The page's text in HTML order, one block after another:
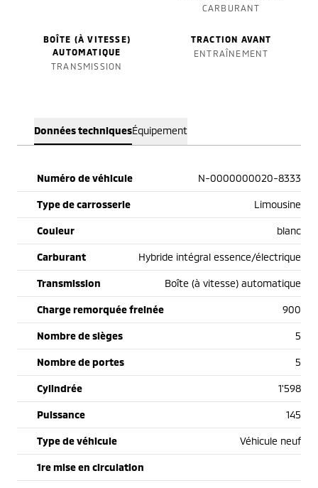
CARBURANT
BOÎTE (À VITESSE)
AUTOMATIQUE
TRANSMISSION
TRACTION AVANT
ENTRAÎNEMENT
Données techniquesÉquipement
Numéro de véhicule N-0000000020-8333
Type de carrosserie Limousine
Couleur blanc
Carburant Hybride intégral essence/électrique
Transmission Boîte (à vitesse) automatique
Charge remorquée freinée 900
Nombre de sièges 5
Nombre de portes 5
Cylindrée 1'598
Puissance 145
Type de véhicule Véhicule neuf
1re mise en circulation